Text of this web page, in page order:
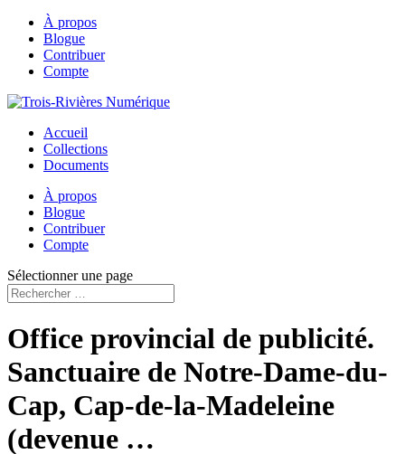
À propos
Blogue
Contribuer
Compte
Accueil
Collections
Documents
À propos
Blogue
Contribuer
Compte
Sélectionner une page
Office provincial de publicité.
Sanctuaire de Notre-Dame-du-
Cap, Cap-de-la-Madeleine
(devenue …